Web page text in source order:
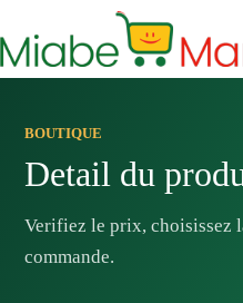
contenu
BOUTIQUE
Detail du
Verifiez le prix, choisissez
commande.